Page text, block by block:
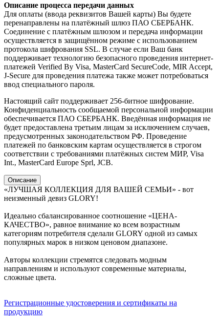
Описание процесса передачи данных
Для оплаты (ввода реквизитов Вашей карты) Вы будете
перенаправлены на платёжный шлюз ПАО СБЕРБАНК.
Соединение с платёжным шлюзом и передача информации
осуществляется в защищённом режиме с использованием
протокола шифрования SSL. В случае если Ваш банк
поддерживает технологию безопасного проведения интернет-
платежей Verified By Visa, MasterCard SecureCode, MIR Accept,
J-Secure для проведения платежа также может потребоваться
ввод специального пароля.
Настоящий сайт поддерживает 256-битное шифрование.
Конфиденциальность сообщаемой персональной информации
обеспечивается ПАО СБЕРБАНК. Введённая информация не
будет предоставлена третьим лицам за исключением случаев,
предусмотренных законодательством РФ. Проведение
платежей по банковским картам осуществляется в строгом
соответствии с требованиями платёжных систем МИР, Visa
Int., MasterCard Europe Sprl, JCB.
Описание
«ЛУЧШАЯ КОЛЛЕКЦИЯ ДЛЯ ВАШЕЙ СЕМЬИ» - вот
неизменный девиз GLORY!
Идеально сбалансированное соотношение «ЦЕНА-
КАЧЕСТВО», равное внимание ко всем возрастным
категориям потребителя сделали GLORY одной из самых
популярных марок в низком ценовом диапазоне.
Авторы коллекции стремятся следовать модным
направлениям и используют современные материалы,
сложные цвета.
Регистрационные удостоверения и сертификаты на
продукцию